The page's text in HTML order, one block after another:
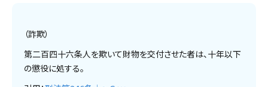
（詐欺）
第二百四十六条人を欺いて財物を交付させた者は、十年以下
の懲役に処する。